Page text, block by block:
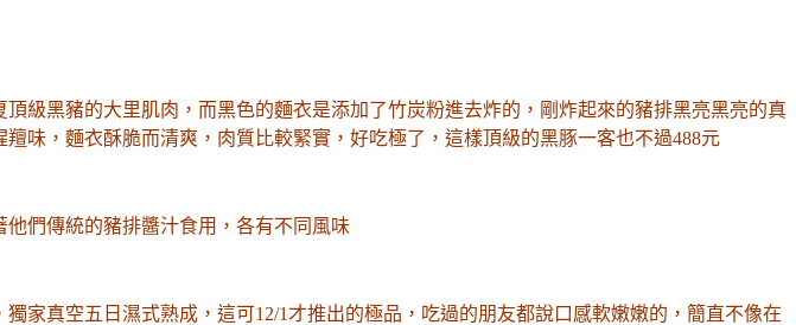
頂級黑豬的大里肌肉 ，而黑色的麵衣是添加了竹炭粉進去炸的 ，剛炸起來的豬排黑亮黑亮的真
羶味 ，麵衣酥脆而清爽 ，肉質比較緊實 ， 好吃極了 ，這樣頂級的黑豚一客也不過488元
他們傳統的豬排醬汁食用 ，各有不同風味
獨家真空五日濕式熟成 ，這可12/1才推出的極品 ，吃過的朋友都說口感軟嫩嫩的 ，簡直不像在